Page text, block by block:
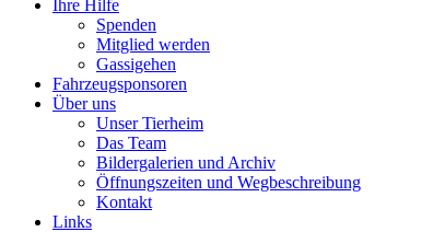
Ihre Hilfe
Spenden
Mitglied werden
Gassigehen
Fahrzeugsponsoren
Über uns
Unser Tierheim
Das Team
Bildergalerien und Archiv
Öffnungszeiten und Wegbeschreibung
Kontakt
Links